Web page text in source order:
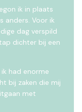
ik in plaats
anders. Voor ik
dag verspild
dichter bij een
had enorme
bij zaken die mij
met